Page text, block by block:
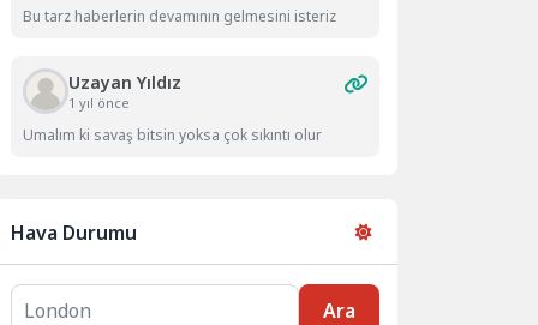
Bu tarz haberlerin devamının gelmesini isteriz
Uzayan Yıldız
1 yıl önce
Umalım ki savaş bitsin yoksa çok sıkıntı olur
Hava Durumu
Ara